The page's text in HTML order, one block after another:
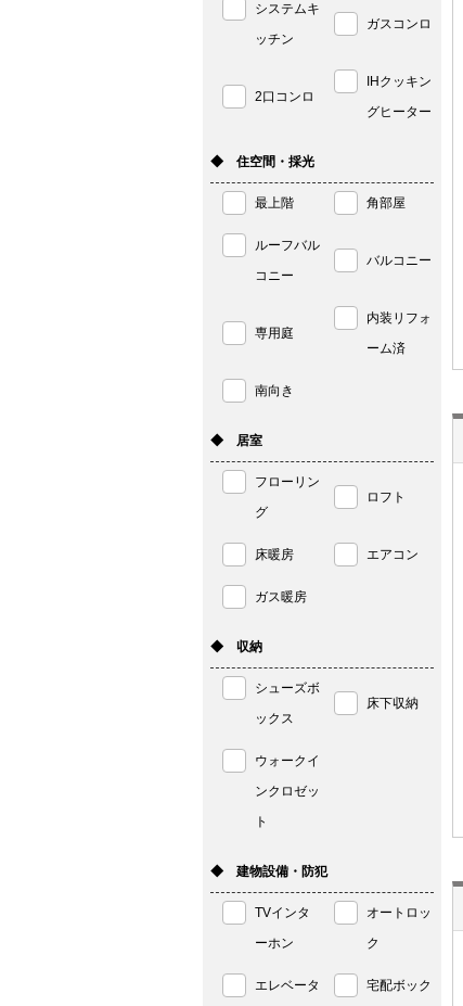
システムキ
ッチン
ガスコンロ
2口コンロ
IHクッキン
グヒーター
◆ 住空間・採光
最上階 角部屋
ルーフバル
コニー
バルコニー
専用庭
内装リフォ
ーム済
南向き
◆ 居室
フローリン
グ
ロフト
床暖房 エアコン
ガス暖房
◆ 収納
シューズボ
ックス
床下収納
ウォークイ
ンクロゼッ
ト
◆ 建物設備・防犯
TVインタ
ーホン
オートロッ
ク
エレベータ
宅配ボック